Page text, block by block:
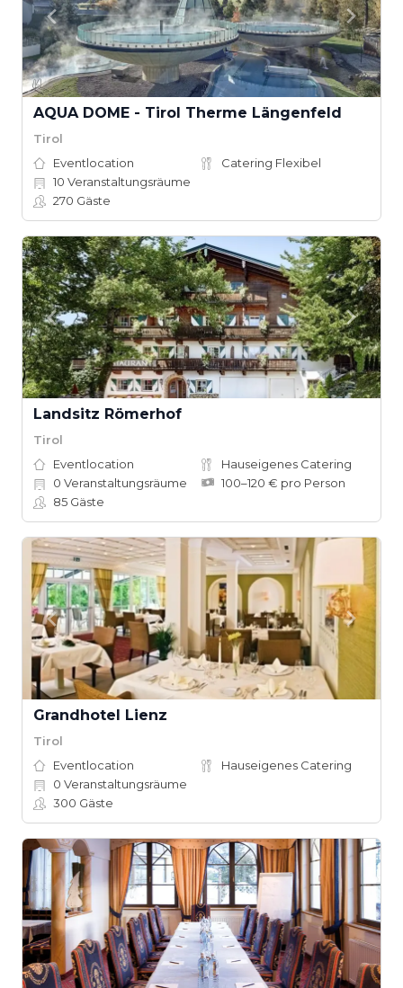
AQUA DOME - Tirol Therme Längenfeld
Tirol
Eventlocation
Catering Flexibel
10 Veranstaltungsräume
270 Gäste
Landsitz Römerhof
Tirol
Eventlocation
Hauseigenes Catering
0 Veranstaltungsräume
100–120 € pro Person
85 Gäste
Grandhotel Lienz
Tirol
Eventlocation
Hauseigenes Catering
0 Veranstaltungsräume
300 Gäste